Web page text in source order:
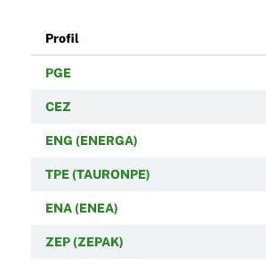
Profil
PGE
CEZ
ENG (ENERGA)
TPE (TAURONPE)
ENA (ENEA)
ZEP (ZEPAK)